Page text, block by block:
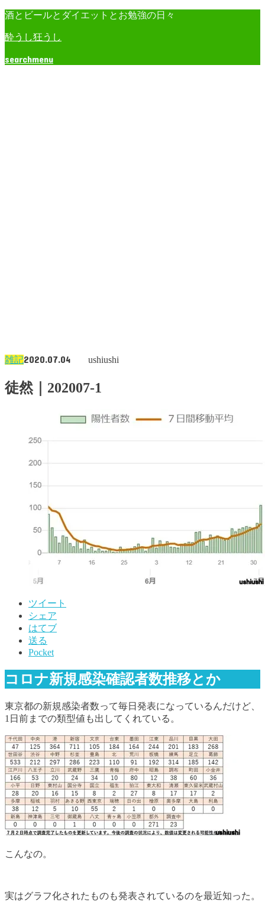
酒とビールとダイエットとお勉強の日々
酔うし狂うし
searchmenu
雑記2020.07.04 ushiushi
徒然｜202007-1
ツイート
シェア
はてブ
送る
Pocket
コロナ新規感染確認者数推移とか
東京都の新規感染者数って毎日発表になっているんだけど、
1日前までの類型値も出してくれている。
こんなの。
実はグラフ化されたものも発表されているのを最近知った。